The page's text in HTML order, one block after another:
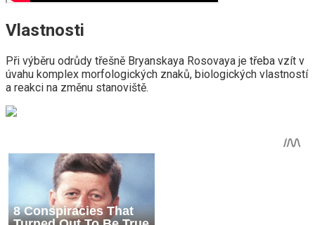
Vlastnosti
Při výběru odrůdy třešně Bryanskaya Rosovaya je třeba vzít v
úvahu komplex morfologických znaků, biologických vlastností
a reakci na změnu stanoviště.